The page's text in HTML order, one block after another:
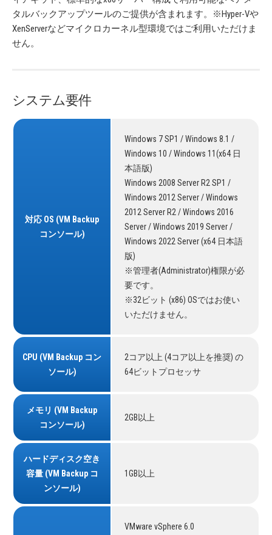
タルバックアップツールのご提供が含まれます。※Hyper-Vや
XenServerなどマイクロカーネル型環境ではご利用いただけま
せん。
システム要件
対応 OS (VM Backup
コンソール)
Windows 7 SP1 / Windows 8.1 /
Windows 10 / Windows 11(x64 日
本語版)
Windows 2008 Server R2 SP1 /
Windows 2012 Server / Windows
2012 Server R2 / Windows 2016
Server / Windows 2019 Server /
Windows 2022 Server (x64 日本語
版)
※管理者(Administrator)権限が必
要です。
※32ビット (x86) OSではお使い
いただけません。
CPU (VM Backup コン
ソール)
2コア以上 (4コア以上を推奨) の
64ビットプロセッサ
メモリ (VM Backup
コンソール)
2GB以上
ハードディスク空き
容量 (VM Backup コ
ンソール)
1GB以上
VMware vSphere 6.0